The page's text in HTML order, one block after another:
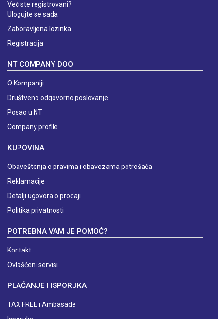
Već ste registrovani?
Ulogujte se sada
Zaboravljena lozinka
Registracija
NT COMPANY DOO
O Kompaniji
Društveno odgovorno poslovanje
Posao u NT
Company profile
KUPOVINA
Obaveštenja o pravima i obavezama potrošača
Reklamacije
Detalji ugovora o prodaji
Politika privatnosti
POTREBNA VAM JE POMOĆ?
Kontakt
Ovlašćeni servisi
PLAĆANJE I ISPORUKA
TAX FREE i Ambasade